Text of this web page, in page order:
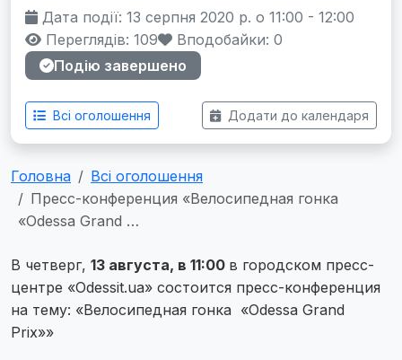
Дата події: 13 серпня 2020 р. о 11:00 - 12:00
Переглядів: 109
Вподобайки: 0
Подію завершено
Всі оголошення Додати до календаря
Головна
Всі оголошення
Пресс-конференция «Велосипедная гонка
«Odessa Grand …
В четверг, 13 августа, в 11:00 в городском пресс-
центре «Odessit.ua» состоится пресс-конференция
на тему: «Велосипедная гонка «Odessa Grand
Prix»»